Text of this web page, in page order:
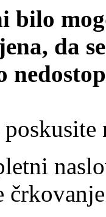
bilo
da